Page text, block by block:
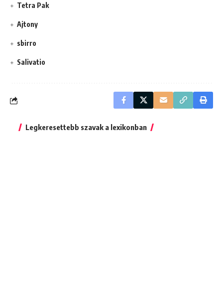
Tetra Pak
Ajtony
sbirro
Salivatio
Legkeresettebb szavak a lexikonban